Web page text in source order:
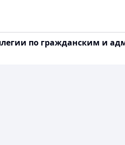
по гражданским и